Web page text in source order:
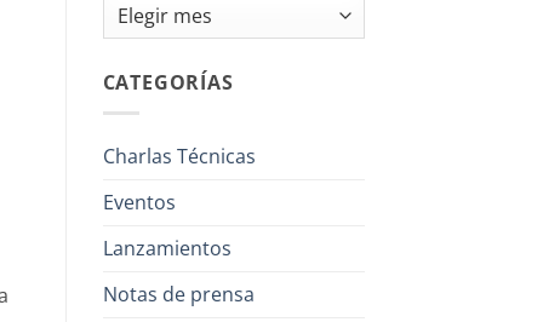
CATEGORÍAS
Charlas Técnicas
Eventos
Lanzamientos
Notas de prensa